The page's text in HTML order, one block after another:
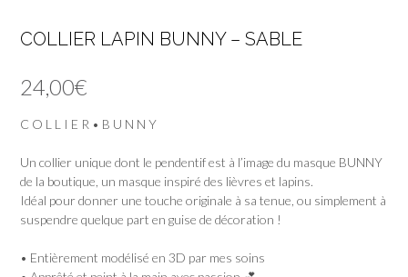
COLLIER LAPIN BUNNY – SABLE
24,00€
C O L L I E R • B U N N Y
Un collier unique dont le pendentif est à l’image du masque BUNNY
de la boutique, un masque inspiré des lièvres et lapins.
Idéal pour donner une touche originale à sa tenue, ou simplement à
suspendre quelque part en guise de décoration !
• Entièrement modélisé en 3D par mes soins